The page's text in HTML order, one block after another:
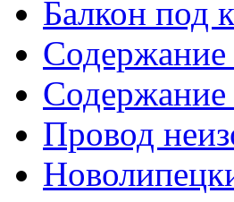
Балкон под
Содержание
Содержание
Провод